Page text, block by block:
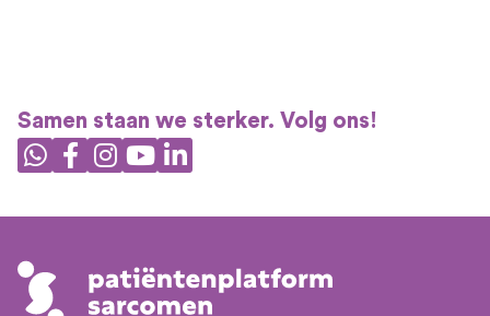
Samen staan we sterker. Volg ons!